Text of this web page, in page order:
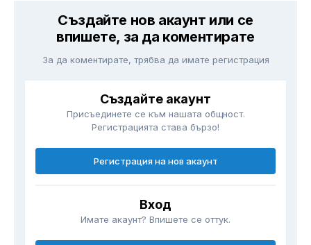
Създайте нов акаунт или се
впишете, за да коментирате
За да коментирате, трябва да имате регистрация
Създайте акаунт
Присъединете се към нашата общност.
Регистрацията става бързо!
Регистрация на нов акаунт
Вход
Имате акаунт? Впишете се оттук.